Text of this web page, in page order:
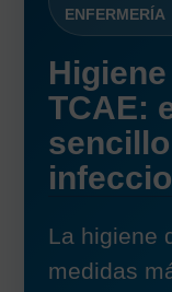
ENFERMERÍA
TCAE:
La higiene
medidas